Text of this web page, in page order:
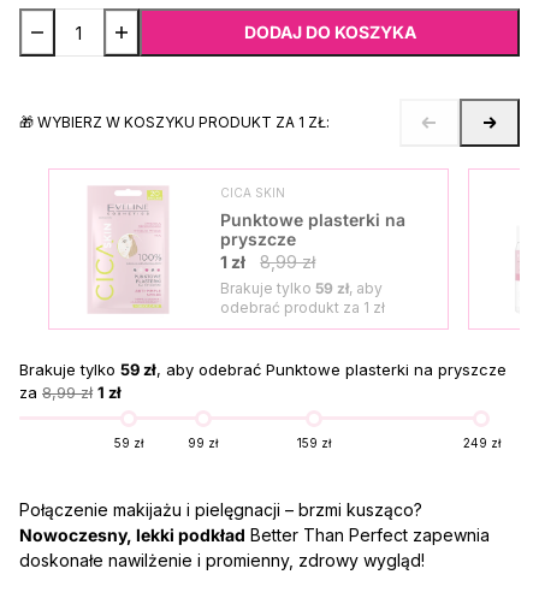
DODAJ DO KOSZYKA
🎁 WYBIERZ W KOSZYKU PRODUKT ZA 1 ZŁ:
CICA SKIN
Punktowe plasterki na
pryszcze
1 zł
8,99 zł
Brakuje tylko 59 zł, aby
odebrać produkt za 1 zł
Brakuje tylko 59 zł, aby odebrać Punktowe plasterki na pryszcze
za 8,99 zł 1 zł
59 zł 99 zł 159 zł 249 zł
Połączenie makijażu i pielęgnacji – brzmi kusząco?
Nowoczesny, lekki podkład Better Than Perfect zapewnia
doskonałe nawilżenie i promienny, zdrowy wygląd!